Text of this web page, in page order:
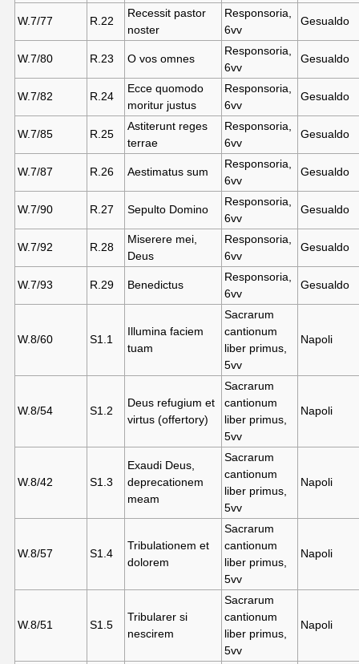
W.7/77 R.22
Recessit pastor
noster
Responsoria,
6vv
Gesualdo
W.7/80 R.23 O vos omnes
Responsoria,
6vv
Gesualdo
W.7/82 R.24
Ecce quomodo
moritur justus
Responsoria,
6vv
Gesualdo
W.7/85 R.25
Astiterunt reges
terrae
Responsoria,
6vv
Gesualdo
W.7/87 R.26 Aestimatus sum
Responsoria,
6vv
Gesualdo
W.7/90 R.27 Sepulto Domino
Responsoria,
6vv
Gesualdo
W.7/92 R.28
Miserere mei,
Deus
Responsoria,
6vv
Gesualdo
W.7/93 R.29 Benedictus
Responsoria,
6vv
Gesualdo
W.8/60 S1.1
Illumina faciem
tuam
Sacrarum
cantionum
liber primus,
5vv
Napoli
W.8/54 S1.2
Deus refugium et
virtus (offertory)
Sacrarum
cantionum
liber primus,
5vv
Napoli
W.8/42 S1.3
Exaudi Deus,
deprecationem
meam
Sacrarum
cantionum
liber primus,
5vv
Napoli
W.8/57 S1.4
Tribulationem et
dolorem
Sacrarum
cantionum
liber primus,
5vv
Napoli
W.8/51 S1.5
Tribularer si
nescirem
Sacrarum
cantionum
liber primus,
5vv
Napoli